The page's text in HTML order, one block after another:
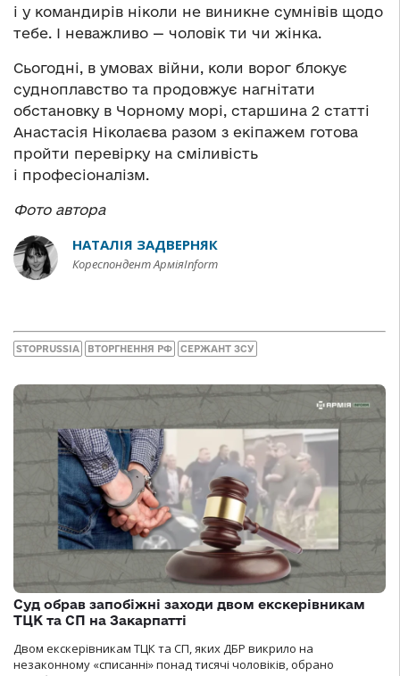
і у командирів ніколи не виникне сумнівів щодо
тебе. І неважливо — чоловік ти чи жінка.
Сьогодні, в умовах війни, коли ворог блокує
судноплавство та продовжує нагнітати
обстановку в Чорному морі, старшина 2 статті
Анастасія Ніколаєва разом з екіпажем готова
пройти перевірку на сміливість
і професіоналізм.
Фото автора
НАТАЛІЯ ЗАДВЕРНЯК
Кореспондент АрміяInform
STOPRUSSIA ВТОРГНЕННЯ РФ СЕРЖАНТ ЗСУ
Суд обрав запобіжні заходи двом екскерівникам
ТЦК та СП на Закарпатті
Двом екскерівникам ТЦК та СП, яких ДБР викрило на
незаконному «списанні» понад тисячі чоловіків, обрано